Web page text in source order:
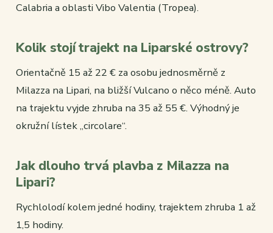
Calabria a oblasti Vibo Valentia (Tropea).
Kolik stojí trajekt na Liparské ostrovy?
Orientačně 15 až 22 € za osobu jednosměrně z
Milazza na Lipari, na bližší Vulcano o něco méně. Auto
na trajektu vyjde zhruba na 35 až 55 €. Výhodný je
okružní lístek „circolare“.
Jak dlouho trvá plavba z Milazza na
Lipari?
Rychlolodí kolem jedné hodiny, trajektem zhruba 1 až
1,5 hodiny.